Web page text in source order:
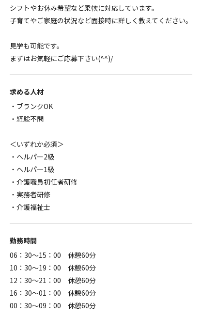
シフトやお休み希望など柔軟に対応しています。
子育てやご家庭の状況など面接時に詳しく教えてください。
見学も可能です。
まずはお気軽にご応募下さい(^^)/
求める人材
・ブランクOK
・経験不問
＜いずれか必須＞
・ヘルパー2級
・ヘルパ―1級
・介護職員初任者研修
・実務者研修
・介護福祉士
勤務時間
06：30～15：00 休憩60分
10：30～19：00 休憩60分
12：30～21：00 休憩60分
16：30～01：00 休憩60分
00：30～09：00 休憩60分